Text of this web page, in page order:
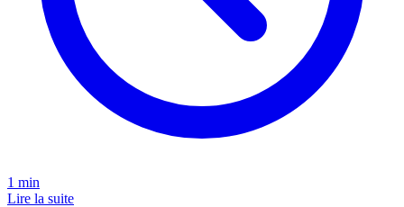
1 min
Lire la suite